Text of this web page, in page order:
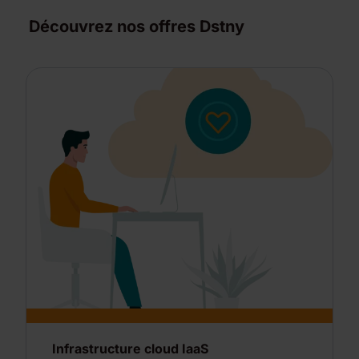
Découvrez nos offres Dstny
Infrastructure cloud IaaS